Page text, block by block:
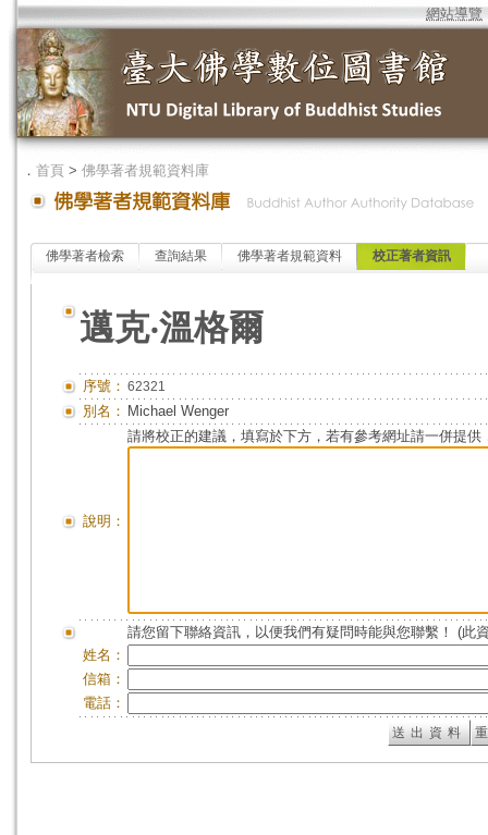
網站導覽
． 首頁 > 佛學著者規範資料庫
佛學著者檢索 查詢結果 佛學著者規範資料 校正著者資訊
邁克‧溫格爾
序號： 62321
別名： Michael Wenger
說明：
請將校正的建議，填寫於下方，若有參考網址請一併提供
請您留下聯絡資訊，以便我們有疑問時能與您聯繫！ (此
姓名：
信箱：
電話：